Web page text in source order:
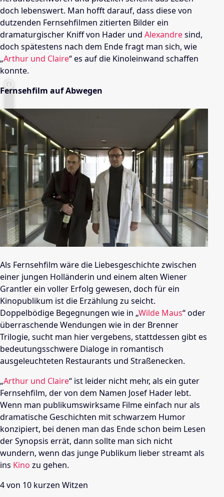
doch lebenswert. Man hofft darauf, dass diese von
dutzenden Fernsehfilmen zitierten Bilder ein
dramaturgischer Kniff von Hader und Alexandresind,
doch spätestens nach dem Ende fragt man sich, wie
„Arthur und Claire“ es auf die Kinoleinwand schaffen
konnte.
Fernsehfilm auf Abwegen
Als Fernsehfilm wäre die Liebesgeschichte zwischen
einer jungen Holländerin und einem alten Wiener
Grantler ein voller Erfolg gewesen, doch für ein
Kinopublikum ist die Erzählung zu seicht.
Doppelbödige Begegnungen wie in „Wilde Maus“ oder
überraschende Wendungen wie in der Brenner
Trilogie, sucht man hier vergebens, stattdessen gibt es
bedeutungsschwere Dialoge in romantisch
ausgeleuchteten Restaurants und Straßenecken.
„Arthur und Claire“ ist leider nicht mehr, als ein guter
Fernsehfilm, der von dem Namen Josef Hader lebt.
Wenn man publikumswirksame Filme einfach nur als
dramatische Geschichten mit schwarzem Humor
konzipiert, bei denen man das Ende schon beim Lesen
der Synopsis errät, dann sollte man sich nicht
wundern, wenn das junge Publikum lieber streamt als
ins Kino zu gehen.
4 von 10 kurzen Witzen